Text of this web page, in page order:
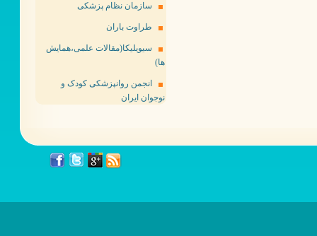
سازمان نظام پزشکی
طراوت باران
سیویلیکا(مقالات علمی،همایش
ها)
انجمن روانپزشکی کودک و
نوجوان ایران